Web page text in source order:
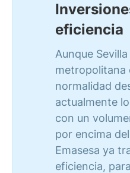
eficiencia
Aunque
metropolitana
normalidad
actualmente
con un
por encima
Emasesa ya
eficiencia,